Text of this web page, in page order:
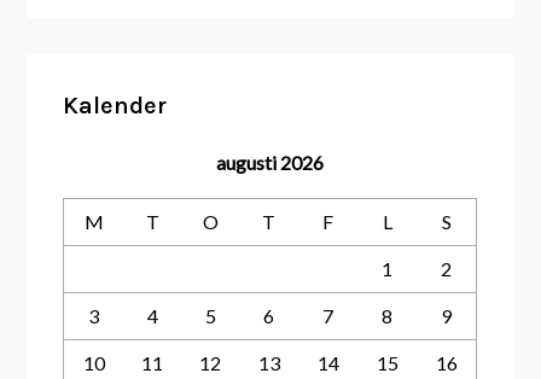
Kalender
augusti 2026
M T O T F L S
1 2
3 4 5 6 7 8 9
10 11 12 13 14 15 16